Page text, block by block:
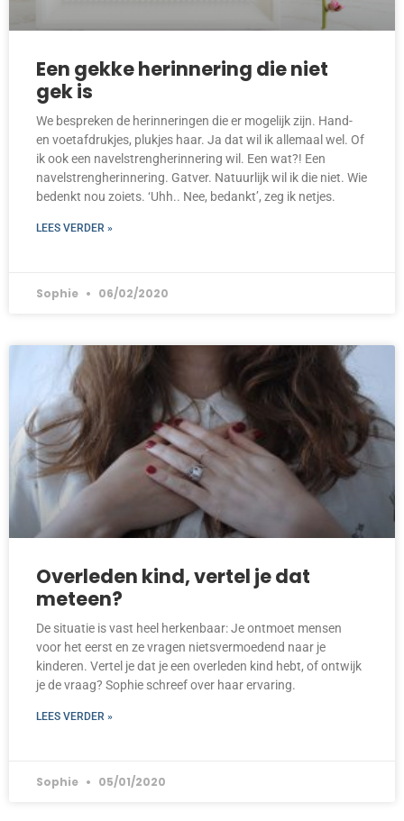
Een gekke herinnering die niet
gek is
We bespreken de herinneringen die er mogelijk zijn. Hand-
en voetafdrukjes, plukjes haar. Ja dat wil ik allemaal wel. Of
ik ook een navelstrengherinnering wil. Een wat?! Een
navelstrengherinnering. Gatver. Natuurlijk wil ik die niet. Wie
bedenkt nou zoiets. ‘Uhh.. Nee, bedankt’, zeg ik netjes.
LEES VERDER »
Sophie 06/02/2020
Overleden kind, vertel je dat
meteen?
De situatie is vast heel herkenbaar: Je ontmoet mensen
voor het eerst en ze vragen nietsvermoedend naar je
kinderen. Vertel je dat je een overleden kind hebt, of ontwijk
je de vraag? Sophie schreef over haar ervaring.
LEES VERDER »
Sophie 05/01/2020